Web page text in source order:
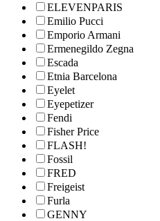
ELEVENPARIS
Emilio Pucci
Emporio Armani
Ermenegildo Zegna
Escada
Etnia Barcelona
Eyelet
Eyepetizer
Fendi
Fisher Price
FLASH!
Fossil
FRED
Freigeist
Furla
GENNY